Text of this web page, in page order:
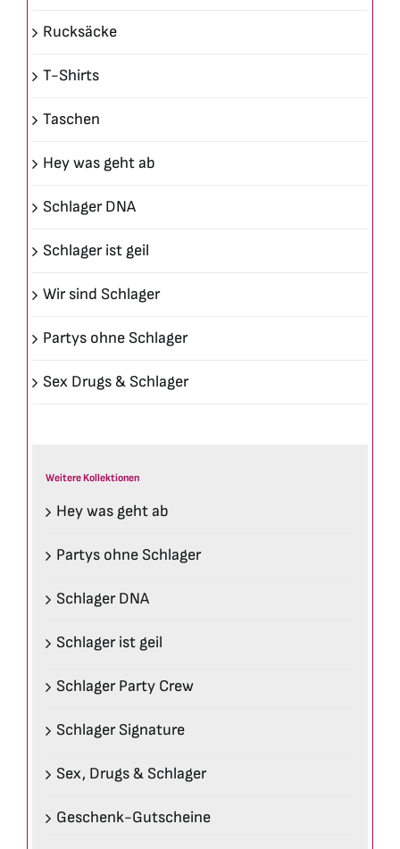
Rucksäcke
T-Shirts
Taschen
Hey was geht ab
Schlager DNA
Schlager ist geil
Wir sind Schlager
Partys ohne Schlager
Sex Drugs & Schlager
Weitere Kollektionen
Hey was geht ab
Partys ohne Schlager
Schlager DNA
Schlager ist geil
Schlager Party Crew
Schlager Signature
Sex, Drugs & Schlager
Geschenk-Gutscheine